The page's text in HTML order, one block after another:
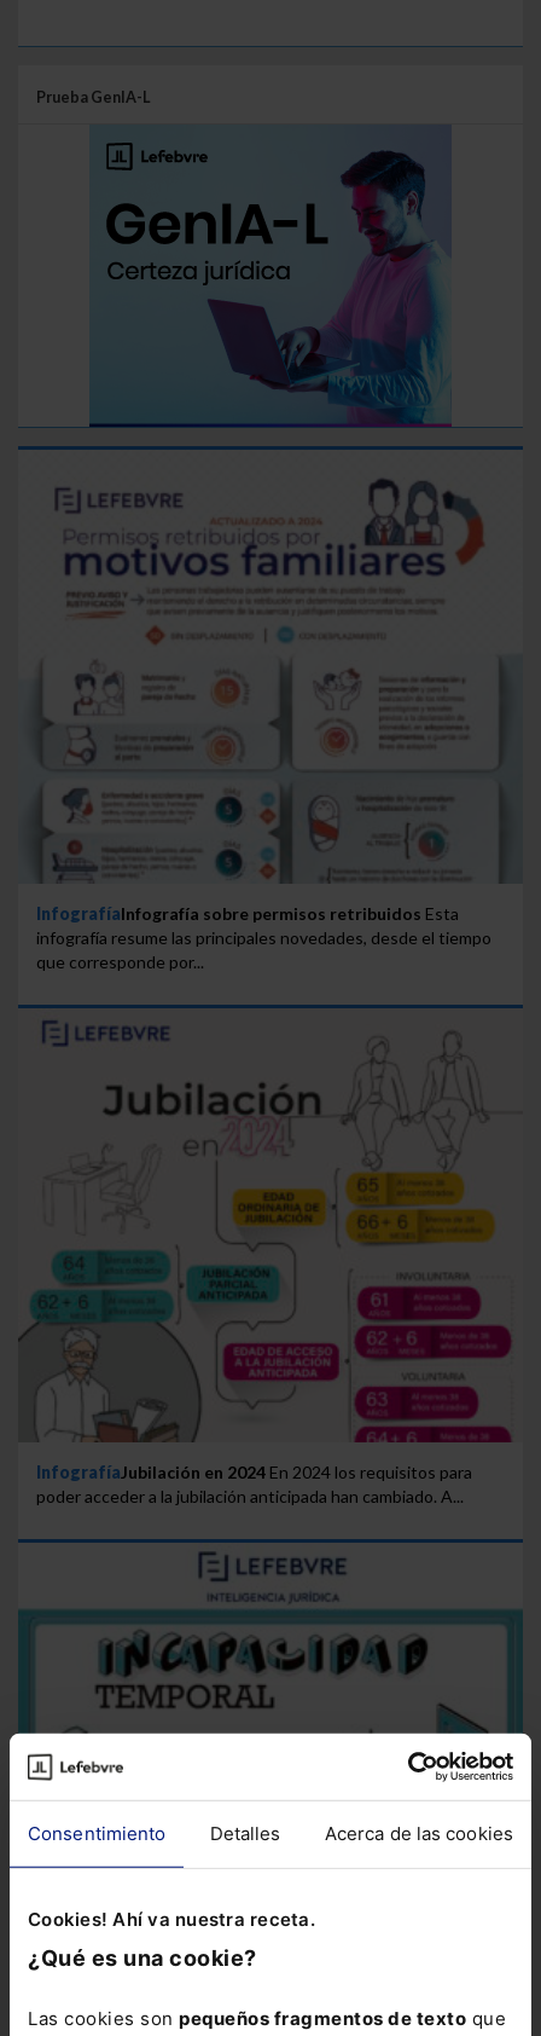
Consentimiento Detalles Acerca de las cookies
Cookies! Ahí va nuestra receta.
¿Qué es una cookie?
Las cookies son pequeños fragmentos de texto que
Prueba GenIA-L
InfografíaInfografía sobre permisos retribuidos Esta
infografía resume las principales novedades, desde el tiempo
que corresponde por...
InfografíaJubilación en 2024 En 2024 los requisitos para
poder acceder a la jubilación anticipada han cambiado. A...
Infografía Incapacidad Temporal. Infografía
incapacidad temporal debe tenerse en cuenta una serie de